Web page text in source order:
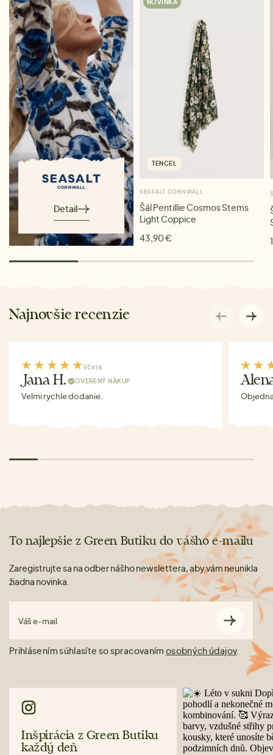
Detail
NOVINKA
TENCEL
SEASALT CORNWALL
Šál Pentillie Cosmos Stems
Light Coppice
43,90 €
Najnovšie recenzie
Včera
Jana H. OVERENÝ NÁKUP
Velmi rychle dodanie.
To najlepšie z Green Butiku do vášho e-mailu
Zaregistrujte sa na odber nášho newslettera, aby vám neunikla
žiadna novinka.
Váš e-mail
Prihlásením súhlasíte so spracovaním osobných údajov.
Inšpirácia z Green Butiku
každý deň